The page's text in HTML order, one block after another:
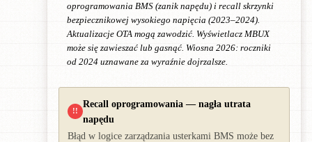
oprogramowania BMS (zanik napędu) i recall skrzynki
bezpiecznikowej wysokiego napięcia (2023–2024).
Aktualizacje OTA mogą zawodzić. Wyświetlacz MBUX
może się zawieszać lub gasnąć. Wiosna 2026: roczniki
od 2024 uznawane za wyraźnie dojrzalsze.
!!
Recall oprogramowania — nagła utrata
napędu
Błąd w logice zarządzania usterkami BMS może bez